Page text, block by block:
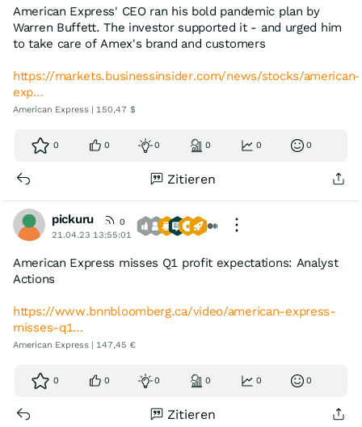
American Express' CEO ran his bold pandemic plan by
Warren Buffett. The investor supported it - and urged him
to take care of Amex's brand and customers
https://markets.businessinsider.com/news/stocks/american-
exp…
American Express | 150,47 $
0 0 0 0 0 0
Zitieren
pickuru
0
21.04.23 13:55:01
American Express misses Q1 profit expectations: Analyst
Actions
https://www.bnnbloomberg.ca/video/american-express-
misses-q1…
American Express | 147,45 €
0 0 0 0 0 0
Zitieren